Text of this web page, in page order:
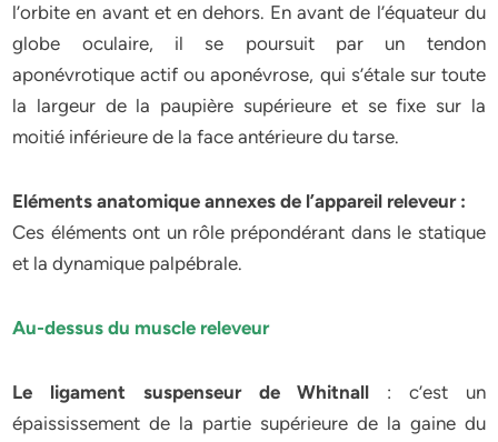
l’orbite en avant et en dehors. En avant de l’équateur du
globe oculaire, il se poursuit par un tendon
aponévrotique actif ou aponévrose, qui s’étale sur toute
la largeur de la paupière supérieure et se fixe sur la
moitié inférieure de la face antérieure du tarse.
Eléments anatomique annexes de l’appareil releveur :
Ces éléments ont un rôle prépondérant dans le statique
et la dynamique palpébrale.
Au-dessus du muscle releveur
Le ligament suspenseur de Whitnall : c’est un
épaississement de la partie supérieure de la gaine du